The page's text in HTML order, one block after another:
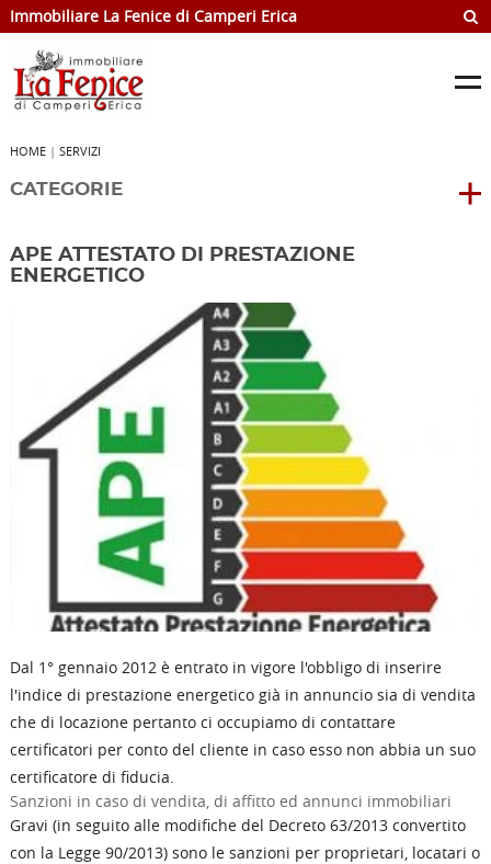
Immobiliare La Fenice di Camperi Erica
HOME| SERVIZI
CATEGORIE
APE ATTESTATO DI PRESTAZIONE
ENERGETICO
Dal 1° gennaio 2012 è entrato in vigore l'obbligo di inserire
l'indice di prestazione energetico già in annuncio sia di vendita
che di locazione pertanto ci occupiamo di contattare
certificatori per conto del cliente in caso esso non abbia un suo
certificatore di fiducia.
Sanzioni in caso di vendita, di affitto ed annunci immobiliari
Gravi (in seguito alle modifiche del Decreto 63/2013 convertito
con la Legge 90/2013) sono le sanzioni per proprietari, locatari o